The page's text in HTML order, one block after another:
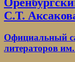
С.Т.
Официальный
литераторов